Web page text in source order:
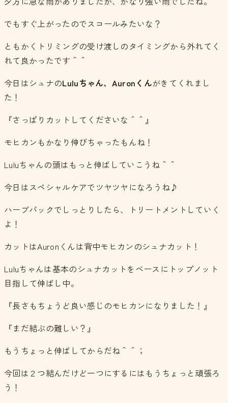
でもすぐ上がったのでスコールみたいな？
ともかくトリミングの受け渡しのタイミングから外れてく
れて良かったです＾＾
今日はシュナのLuluちゃん、Auronくんがきてくれまし
た！
『さっぱりカットしてくださいな＾＾』
モヒカンもかなり伸びちゃったもんね！
Luluちゃんの頭はもっと伸ばしていこうね＾＾
今日はスペシャルケアでツヤツヤになろうね♪
ハーブパックでしっとりしたら、トリートメントしていく
よ！
カットはAuronくんは背中モヒカンのシュナカット！
Luluちゃんは基本のシュナカットをベースにトップノット
目指して伸ばし中。
『長さもちょうど良い感じのモヒカンになりました！』
『まだ結ぶの難しい？』
もうちょっと伸ばしてからだね＾＾；
今回は２つ結んだけど一つにするにはもうちょっと頑張ろ
う！